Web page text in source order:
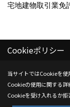
宅地建物取引業免
Copyright (c) Kenwa
Produced byゴデス
Cookieポリシー
当サイトではCookieを使
Cookieの使用に関する詳
Cookieを受け入れるか拒